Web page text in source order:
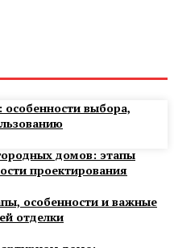
выбора,
домов: этапы
проектирования
особенности и важные
отделки